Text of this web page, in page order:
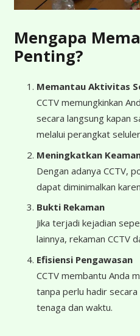
Mengapa
Penting?
Memantau Aktivitas
CCTV memungkinkan
secara langsung kapan
melalui perangkat
Meningkatkan
Dengan adanya CCTV,
dapat diminimalkan
Bukti Rekaman
Jika terjadi kejadian
lainnya, rekaman CCTV
Efisiensi Pengawasan
CCTV membantu Anda
tanpa perlu hadir
tenaga dan waktu.